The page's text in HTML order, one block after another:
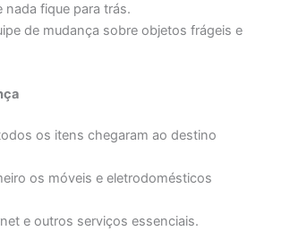
nada fique para trás.
de mudança sobre objetos frágeis e
os itens chegaram ao destino
os móveis e eletrodomésticos
e outros serviços essenciais.